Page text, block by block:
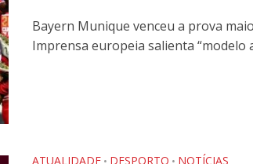
Bayern Munique venceu a prova
Imprensa europeia salienta “modelo
ATUALIDADE • DESPORTO • NOTÍCIAS